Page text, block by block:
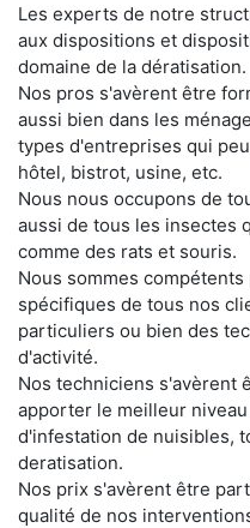
Les experts de notre
aux dispositions et
domaine de la dératisation.
Nos pros s'avèrent être
aussi bien dans les
types d'entreprises qui
hôtel, bistrot, usine, etc.
Nous nous occupons de
aussi de tous les insectes
comme des rats et souris.
Nous sommes
spécifiques de tous nos
particuliers ou bien des
d'activité.
Nos techniciens s'avèrent
apporter le meilleur
d'infestation de nuisibles,
deratisation.
Nos prix s'avèrent être
qualité de nos